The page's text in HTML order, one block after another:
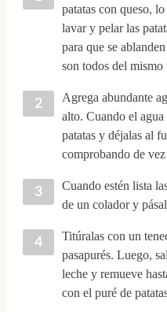
patatas con queso,
lavar y pelar las
para que se
son todos del mismo
Agrega abundante
alto. Cuando el
patatas y déjalas al
comprobando de
Cuando estén lista
de un colador y
Titúralas con un
pasapurés. Luego,
leche y remueve
con el puré de